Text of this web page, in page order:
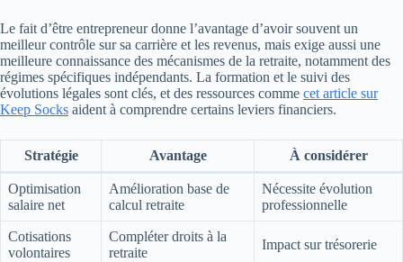
Le fait d’être entrepreneur donne l’avantage d’avoir souvent un
meilleur contrôle sur sa carrière et les revenus, mais exige aussi une
meilleure connaissance des mécanismes de la retraite, notamment des
régimes spécifiques indépendants. La formation et le suivi des
évolutions légales sont clés, et des ressources comme cet article sur
Keep Socks aident à comprendre certains leviers financiers.
Stratégie Avantage À considérer
Optimisation
salaire net
Amélioration base de
calcul retraite
Nécessite évolution
professionnelle
Cotisations
volontaires
Compléter droits à la
retraite
Impact sur trésorerie